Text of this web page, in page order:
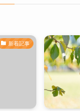
新着記事